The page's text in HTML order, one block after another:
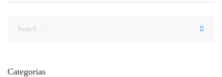
Categorias